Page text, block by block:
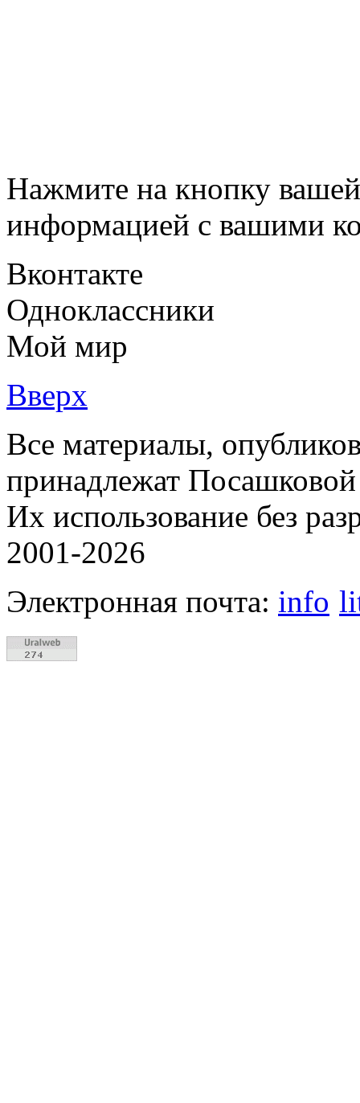
Нажмите на кнопку
информацией с вашими
Вконтакте
Одноклассники
Мой мир
Вверх
Все материалы,
принадлежат
Их использование без
2001-2026
Электронная почта: info